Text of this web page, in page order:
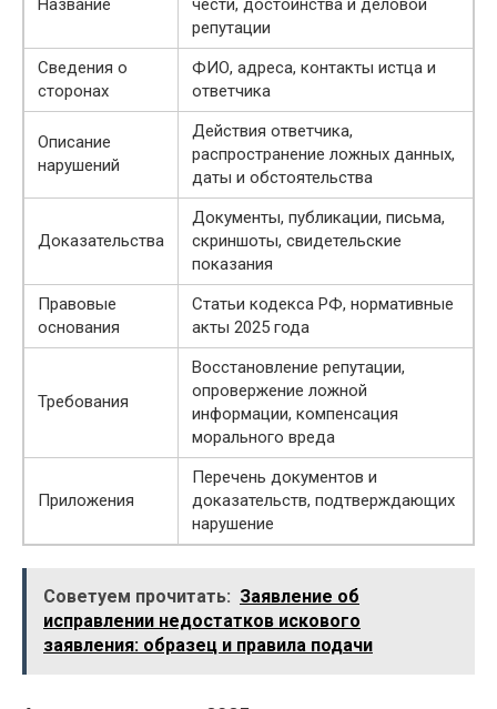
Название
чести, достоинства и деловой
репутации
Сведения о
сторонах
ФИО, адреса, контакты истца и
ответчика
Описание
нарушений
Действия ответчика,
распространение ложных данных,
даты и обстоятельства
Доказательства
Документы, публикации, письма,
скриншоты, свидетельские
показания
Правовые
основания
Статьи кодекса РФ, нормативные
акты 2025 года
Требования
Восстановление репутации,
опровержение ложной
информации, компенсация
морального вреда
Приложения
Перечень документов и
доказательств, подтверждающих
нарушение
Советуем прочитать: Заявление об
исправлении недостатков искового
заявления: образец и правила подачи